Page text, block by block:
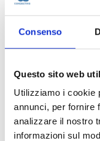
Consenso
Questo sito web
Utilizziamo i cookie
annunci, per fornire
analizzare il nostro
informazioni sul
IWS
stagione